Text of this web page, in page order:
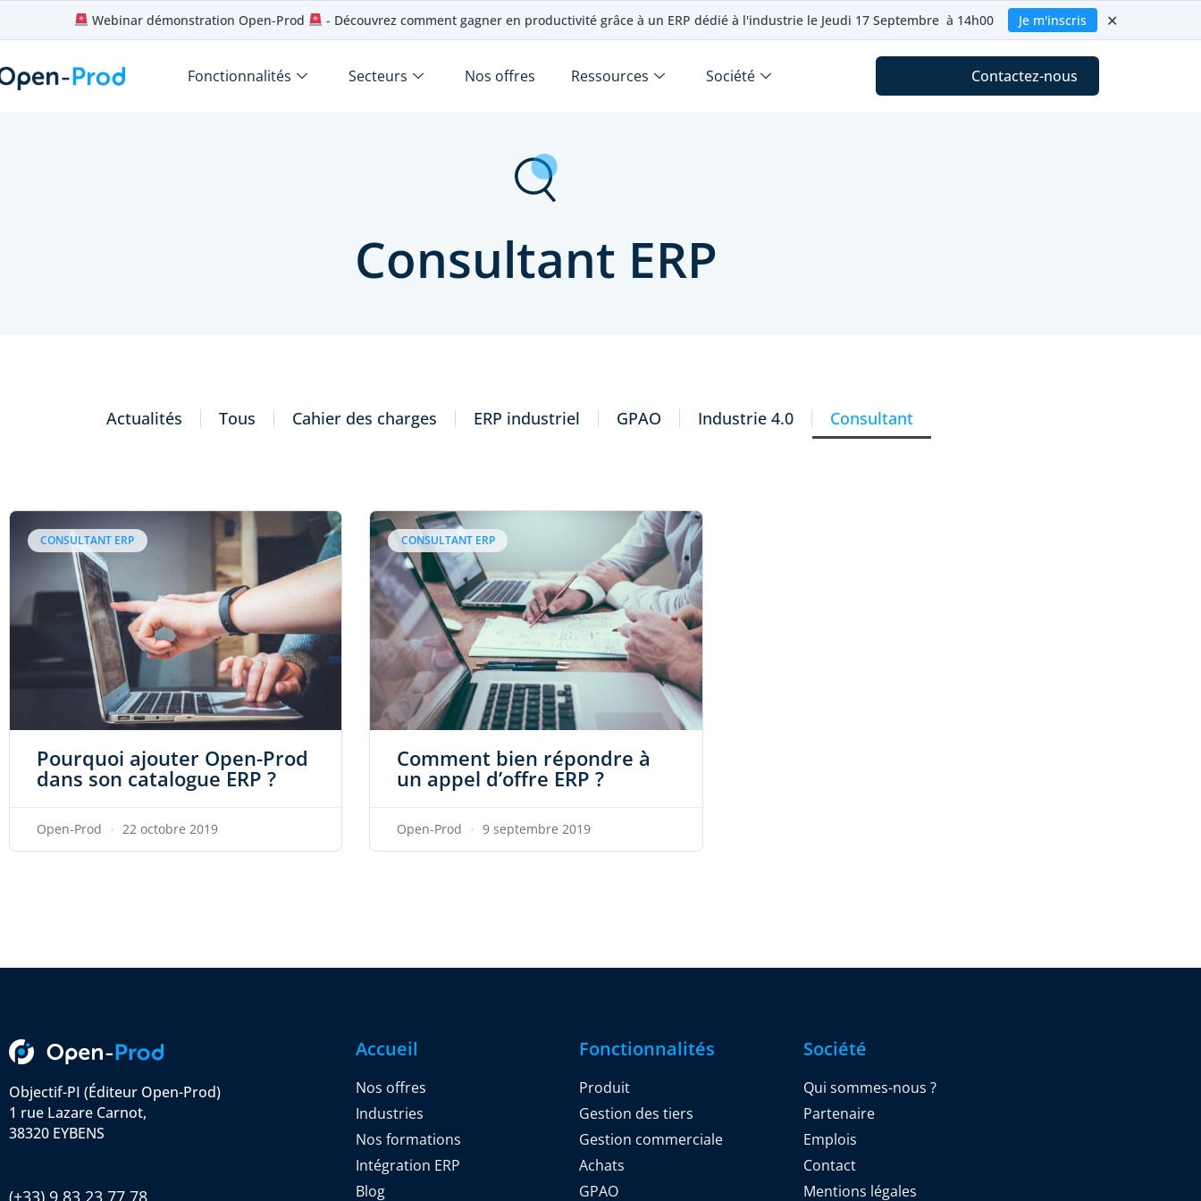
Webinar démonstration Open-Prod - Découvrez comment gagner en productivité grâce à un ERP dédié à l'industrie le Jeudi 17 Septembre à 14h00 Je m'inscris ✕
Fonctionnalités Secteurs Nos offres Ressources Société Contactez-nous
Consultant ERP
Actualités Tous Cahier des charges ERP industriel GPAO Industrie 4.0 Consultant
CONSULTANT ERP
Pourquoi ajouter Open-Prod
dans son catalogue ERP ?
Open-Prod 22 octobre 2019
CONSULTANT ERP
Comment bien répondre à
un appel d’offre ERP ?
Open-Prod 9 septembre 2019
Objectif-PI (Éditeur Open-Prod)
1 rue Lazare Carnot,
38320 EYBENS
(+33) 9 83 23 77 78
Accueil
Nos offres
Industries
Nos formations
Intégration ERP
Blog
Fonctionnalités
Produit
Gestion des tiers
Gestion commerciale
Achats
GPAO
Société
Qui sommes-nous ?
Partenaire
Emplois
Contact
Mentions légales